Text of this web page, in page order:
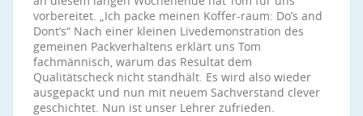
vorbereitet. „Ich packe meinen Koffer-raum: Do’s and
Dont’s“ Nach einer kleinen Livedemonstration des
gemeinen Packverhaltens erklärt uns Tom
fachmännisch, warum das Resultat dem
Qualitätscheck nicht standhält. Es wird also wieder
ausgepackt und nun mit neuem Sachverstand clever
geschichtet. Nun ist unser Lehrer zufrieden.